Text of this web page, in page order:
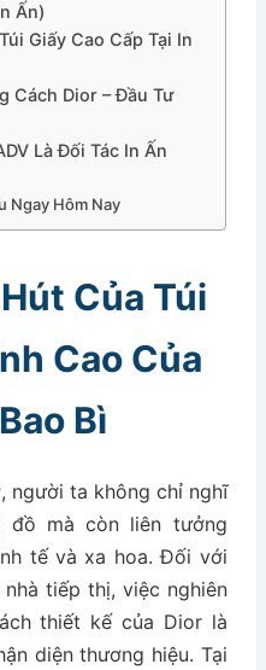
Ấn)
Giấy Cao Cấp Tại In
Cách Dior – Đầu Tư
Là Đối Tác In Ấn
Ngay Hôm Nay
Của Túi
Cao Của
Bì
, người ta không chỉ nghĩ
đồ mà còn liên tưởng
tế và xa hoa. Đối với
tiếp thị, việc nghiên
thiết kế của Dior là
diện thương hiệu. Tại